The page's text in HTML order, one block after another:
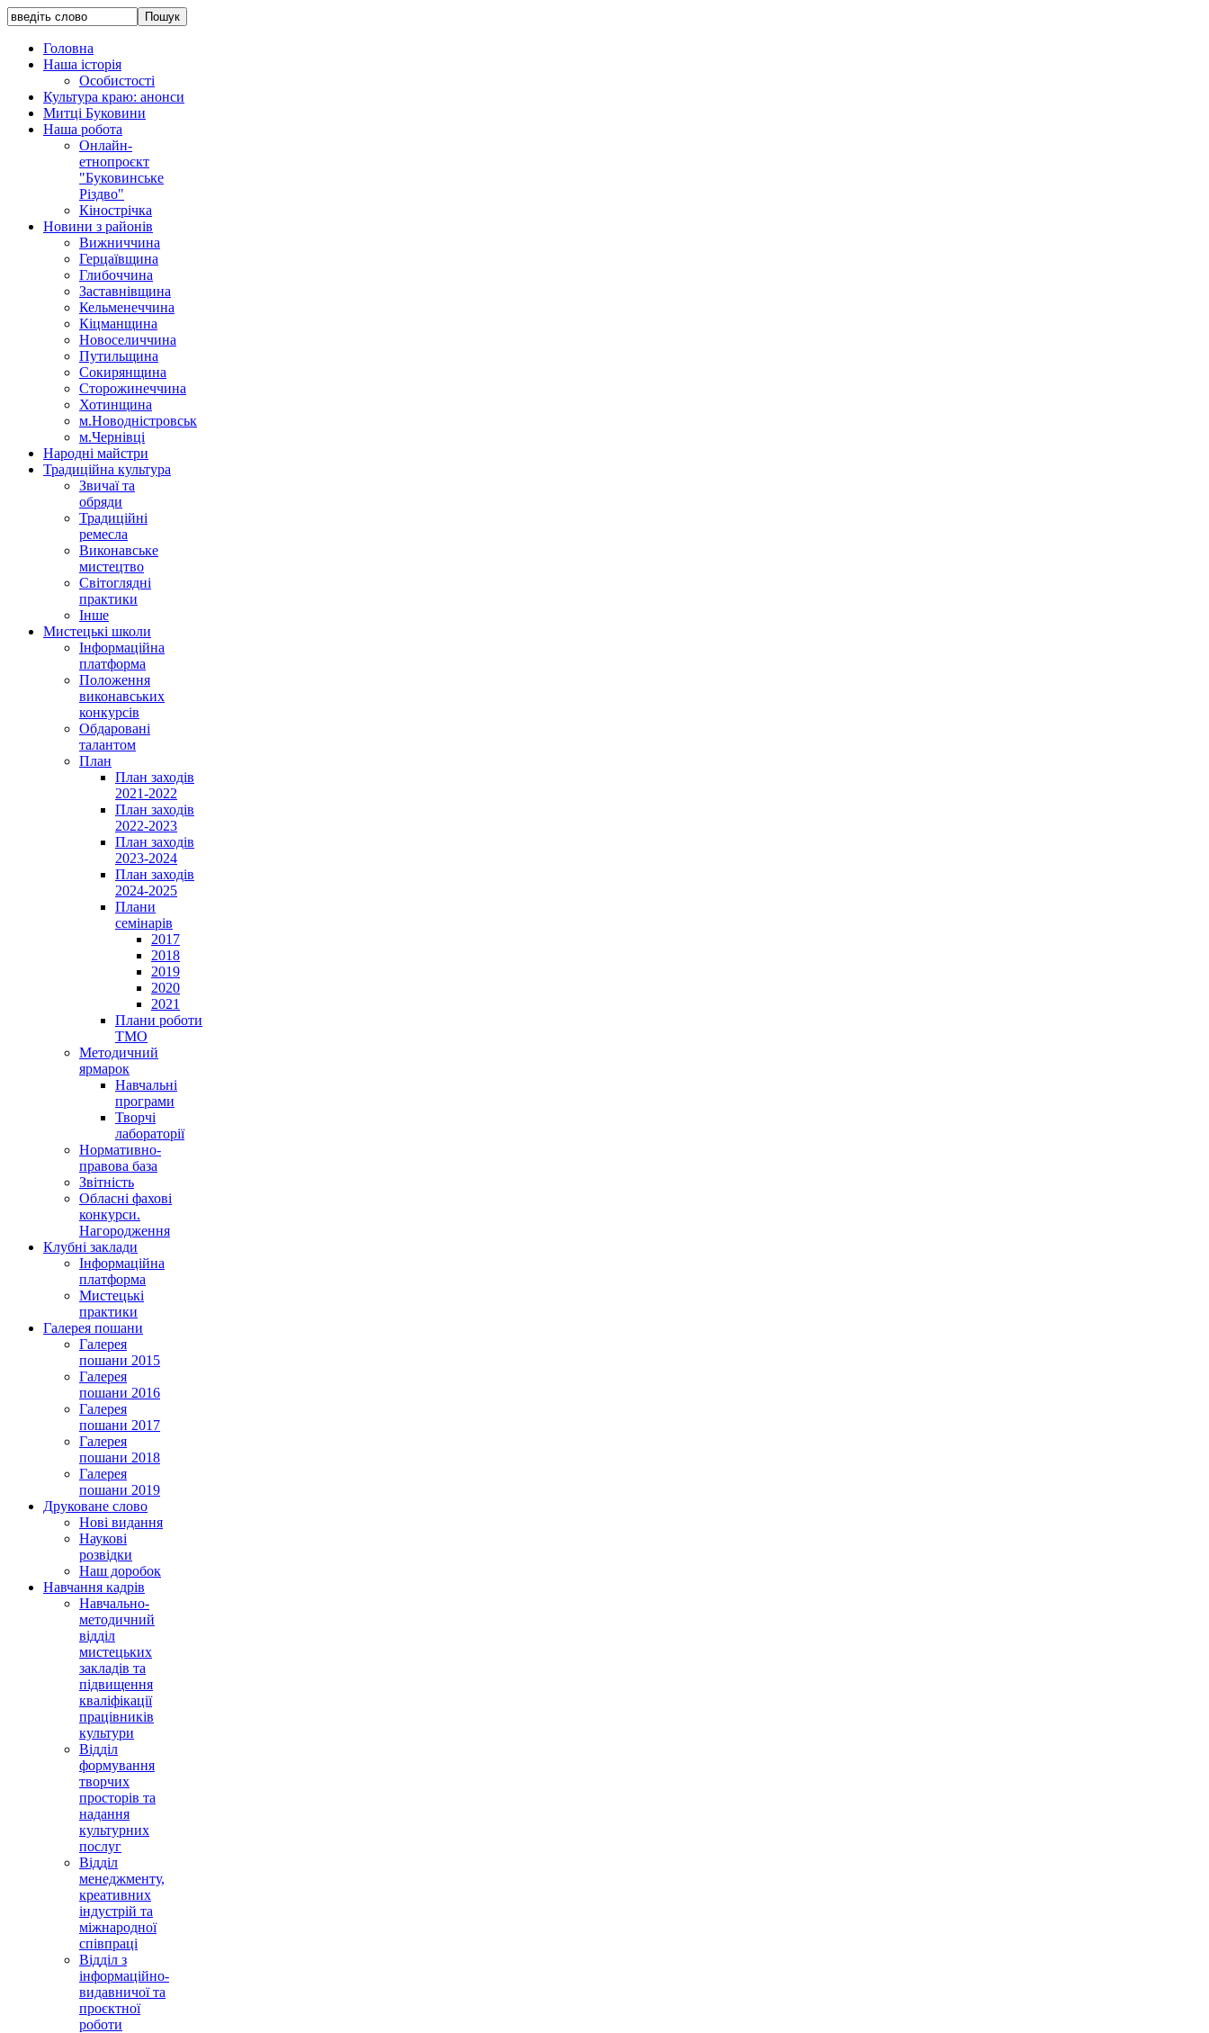
Головна
Наша історія
Особистості
Культура краю: анонси
Митці Буковини
Наша робота
Онлайн-
етнопроєкт
"Буковинське
Різдво"
Кінострічка
Новини з районів
Вижниччина
Герцаївщина
Глибоччина
Заставнівщина
Кельменеччина
Кіцманщина
Новоселиччина
Путильщина
Сокирянщина
Сторожинеччина
Хотинщина
м.Новодністровськ
м.Чернівці
Народні майстри
Традиційна культура
Звичаї та
обряди
Традиційні
ремесла
Виконавське
мистецтво
Світоглядні
практики
Інше
Мистецькі школи
Інформаційна
платформа
Положення
виконавських
конкурсів
Обдаровані
талантом
План
План заходів
2021-2022
План заходів
2022-2023
План заходів
2023-2024
План заходів
2024-2025
Плани
семінарів
2017
2018
2019
2020
2021
Плани роботи
ТМО
Методичний
ярмарок
Навчальні
програми
Творчі
лабораторії
Нормативно-
правова база
Звітність
Обласні фахові
конкурси.
Нагородження
Клубні заклади
Інформаційна
платформа
Мистецькі
практики
Галерея пошани
Галерея
пошани 2015
Галерея
пошани 2016
Галерея
пошани 2017
Галерея
пошани 2018
Галерея
пошани 2019
Друковане слово
Нові видання
Наукові
розвідки
Наш доробок
Навчання кадрів
Навчально-
методичний
відділ
мистецьких
закладів та
підвищення
кваліфікації
працівників
культури
Відділ
формування
творчих
просторів та
надання
культурних
послуг
Відділ
менеджменту,
креативних
індустрій та
міжнародної
співпраці
Відділ з
інформаційно-
видавничої та
проєктної
роботи